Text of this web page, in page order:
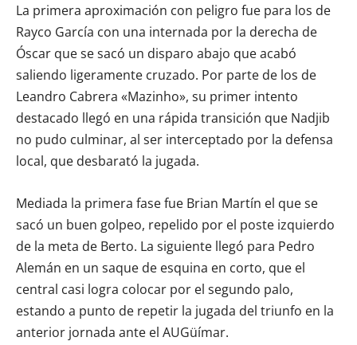
La primera aproximación con peligro fue para los de
Rayco García con una internada por la derecha de
Óscar que se sacó un disparo abajo que acabó
saliendo ligeramente cruzado. Por parte de los de
Leandro Cabrera «Mazinho», su primer intento
destacado llegó en una rápida transición que Nadjib
no pudo culminar, al ser interceptado por la defensa
local, que desbarató la jugada.
Mediada la primera fase fue Brian Martín el que se
sacó un buen golpeo, repelido por el poste izquierdo
de la meta de Berto. La siguiente llegó para Pedro
Alemán en un saque de esquina en corto, que el
central casi logra colocar por el segundo palo,
estando a punto de repetir la jugada del triunfo en la
anterior jornada ante el AUGüímar.